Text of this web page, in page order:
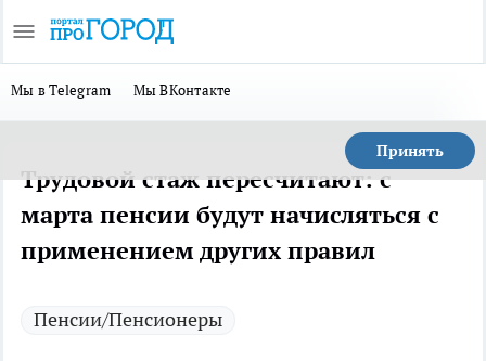
Мы в Telegram Мы ВКонтакте
Принять
Трудовой стаж пересчитают: с
марта пенсии будут начисляться с
применением других правил
Пенсии/Пенсионеры